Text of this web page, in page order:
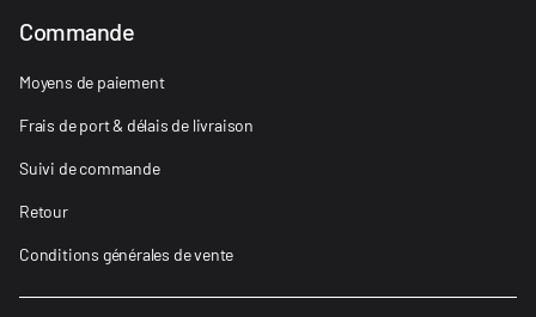
Commande
Moyens de paiement
Frais de port & délais de livraison
Suivi de commande
Retour
Conditions générales de vente